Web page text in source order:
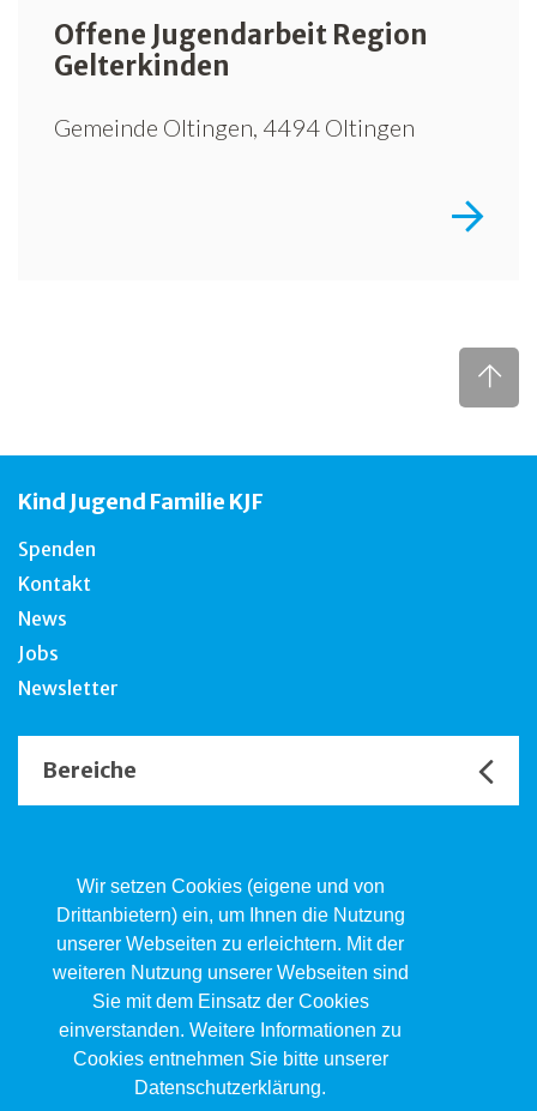
Wir setzen Cookies (eigene und von
Drittanbietern) ein, um Ihnen die Nutzung
unserer Webseiten zu erleichtern. Mit der
weiteren Nutzung unserer Webseiten sind
Sie mit dem Einsatz der Cookies
einverstanden. Weitere Informationen zu
Cookies entnehmen Sie bitte unserer
Datenschutzerklärung.
Offene Jugendarbeit Region
Gelterkinden
Gemeinde Oltingen, 4494 Oltingen
Kind Jugend Familie KJF
Spenden
Kontakt
News
Jobs
Newsletter
Bereiche
Kind.Jugend.Familie KJF
Poststrasse 2, Postfach, 4410 Liestal
061 551 17 77
kjf@jsw.swiss